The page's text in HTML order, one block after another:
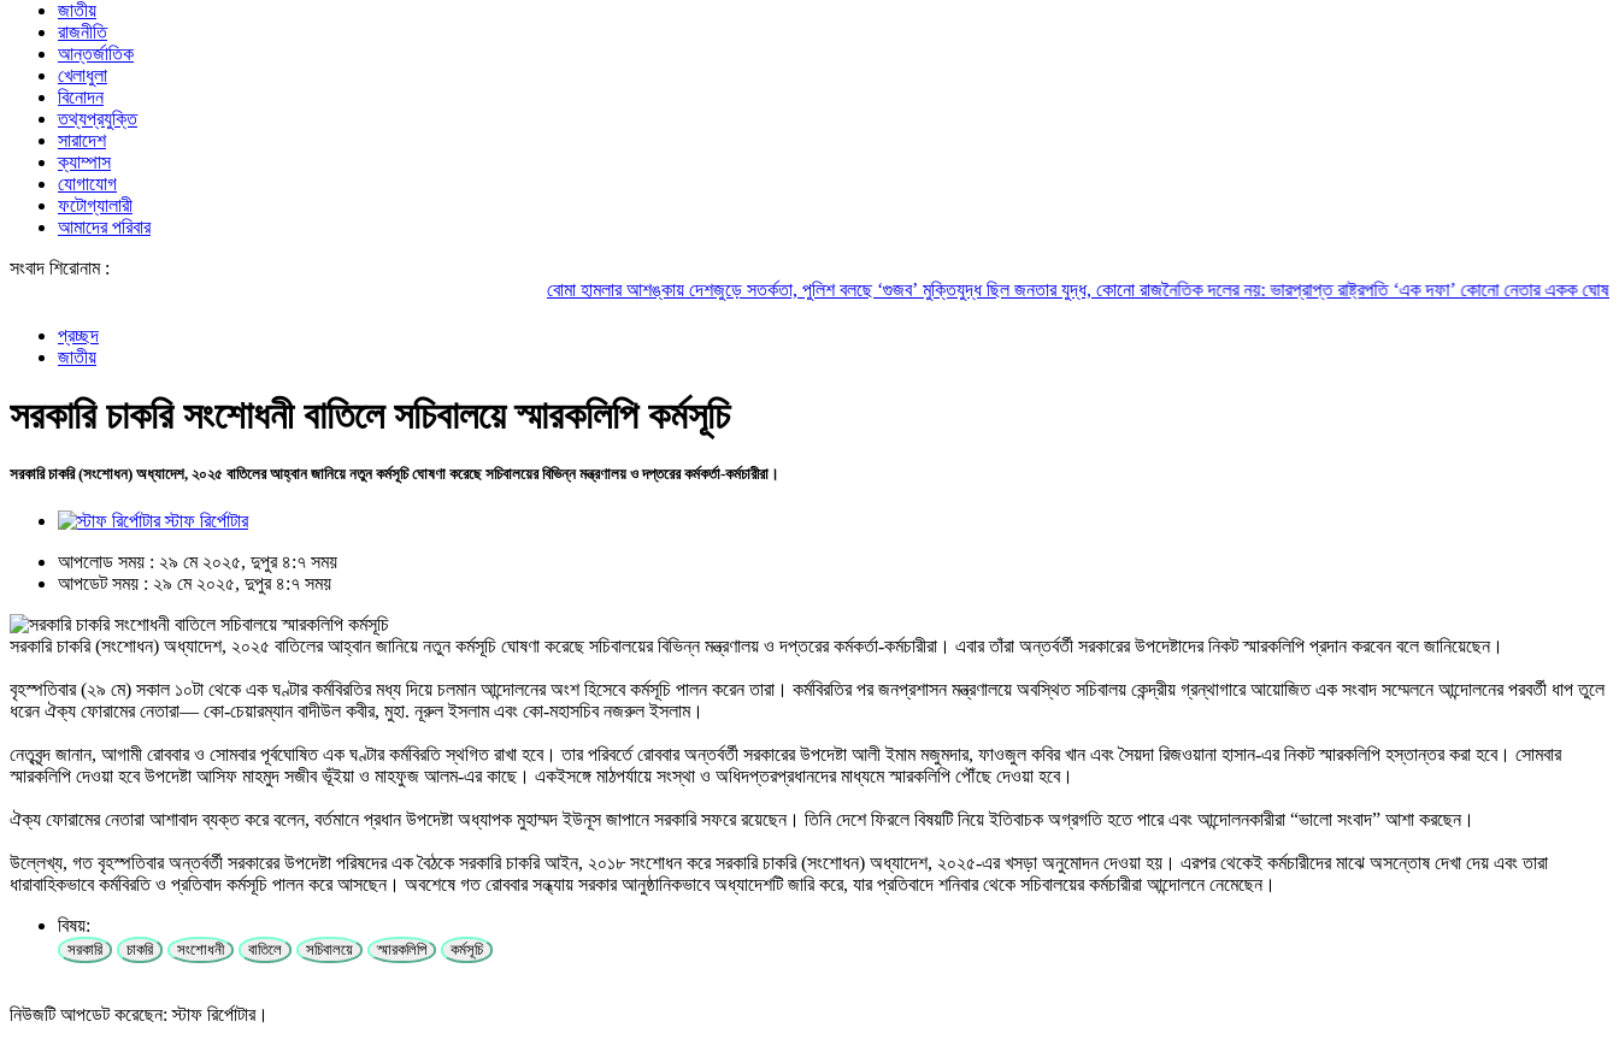
জাতীয়
রাজনীতি
আন্তর্জাতিক
খেলাধুলা
বিনোদন
তথ্যপ্রযুক্তি
সারাদেশ
ক্যাম্পাস
যোগাযোগ
ফটোগ্যালারী
আমাদের পরিবার
সংবাদ শিরোনাম :
বোমা হামলার আশঙ্কায় দেশজুড়ে সতর্কতা, পুলিশ বলছে ‘গুজব’মুক্তিযুদ্ধ ছিল জনতার যুদ্ধ, কোনো রাজনৈতিক দলের নয়: ভারপ্রাপ্ত রাষ্ট্রপতি‘এক দফা’ কোনো নেতার একক ঘোষণা নয়, এটি
প্রচ্ছদ
জাতীয়
সরকারি চাকরি সংশোধনী বাতিলে সচিবালয়ে স্মারকলিপি কর্মসূচি
সরকারি চাকরি (সংশোধন) অধ্যাদেশ, ২০২৫ বাতিলের আহ্বান জানিয়ে নতুন কর্মসূচি ঘোষণা করেছে সচিবালয়ের বিভিন্ন মন্ত্রণালয় ও দপ্তরের কর্মকর্তা-কর্মচারীরা।
স্টাফ রির্পোটার
আপলোড সময় : ২৯ মে ২০২৫, দুপুর ৪:৭ সময়
আপডেট সময় : ২৯ মে ২০২৫, দুপুর ৪:৭ সময়
সরকারি চাকরি (সংশোধন) অধ্যাদেশ, ২০২৫ বাতিলের আহ্বান জানিয়ে নতুন কর্মসূচি ঘোষণা করেছে সচিবালয়ের বিভিন্ন মন্ত্রণালয় ও দপ্তরের কর্মকর্তা-কর্মচারীরা। এবার তাঁরা অন্তর্বর্তী সরকারের উপদেষ্টাদের নিকট স্মারকলিপি প্রদান করবেন বলে জানিয়েছেন।
বৃহস্পতিবার (২৯ মে) সকাল ১০টা থেকে এক ঘণ্টার কর্মবিরতির মধ্য দিয়ে চলমান আন্দোলনের অংশ হিসেবে কর্মসূচি পালন করেন তারা। কর্মবিরতির পর জনপ্রশাসন মন্ত্রণালয়ে অবস্থিত সচিবালয় কেন্দ্রীয় গ্রন্থাগারে আয়োজিত এক সংবাদ সম্মেলনে আন্দোলনের পরবর্তী ধাপ তুলে
ধরেন ঐক্য ফোরামের নেতারা— কো-চেয়ারম্যান বাদীউল কবীর, মুহা. নূরুল ইসলাম এবং কো-মহাসচিব নজরুল ইসলাম।
নেতৃবৃন্দ জানান, আগামী রোববার ও সোমবার পূর্বঘোষিত এক ঘণ্টার কর্মবিরতি স্থগিত রাখা হবে। তার পরিবর্তে রোববার অন্তর্বর্তী সরকারের উপদেষ্টা আলী ইমাম মজুমদার, ফাওজুল কবির খান এবং সৈয়দা রিজওয়ানা হাসান-এর নিকট স্মারকলিপি হস্তান্তর করা হবে। সোমবার
স্মারকলিপি দেওয়া হবে উপদেষ্টা আসিফ মাহমুদ সজীব ভূঁইয়া ও মাহফুজ আলম-এর কাছে। একইসঙ্গে মাঠপর্যায়ে সংস্থা ও অধিদপ্তরপ্রধানদের মাধ্যমে স্মারকলিপি পৌঁছে দেওয়া হবে।
ঐক্য ফোরামের নেতারা আশাবাদ ব্যক্ত করে বলেন, বর্তমানে প্রধান উপদেষ্টা অধ্যাপক মুহাম্মদ ইউনূস জাপানে সরকারি সফরে রয়েছেন। তিনি দেশে ফিরলে বিষয়টি নিয়ে ইতিবাচক অগ্রগতি হতে পারে এবং আন্দোলনকারীরা “ভালো সংবাদ” আশা করছেন।
উল্লেখ্য, গত বৃহস্পতিবার অন্তর্বর্তী সরকারের উপদেষ্টা পরিষদের এক বৈঠকে সরকারি চাকরি আইন, ২০১৮ সংশোধন করে সরকারি চাকরি (সংশোধন) অধ্যাদেশ, ২০২৫-এর খসড়া অনুমোদন দেওয়া হয়। এরপর থেকেই কর্মচারীদের মাঝে অসন্তোষ দেখা দেয় এবং তারা
ধারাবাহিকভাবে কর্মবিরতি ও প্রতিবাদ কর্মসূচি পালন করে আসছেন। অবশেষে গত রোববার সন্ধ্যায় সরকার আনুষ্ঠানিকভাবে অধ্যাদেশটি জারি করে, যার প্রতিবাদে শনিবার থেকে সচিবালয়ের কর্মচারীরা আন্দোলনে নেমেছেন।
বিষয়:
সরকারি চাকরি সংশোধনী বাতিলে সচিবালয়ে স্মারকলিপি কর্মসূচি
নিউজটি আপডেট করেছেন: স্টাফ রির্পোটার।